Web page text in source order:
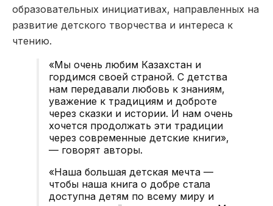
образовательных инициативах, направленных на
развитие детского творчества и интереса к
чтению.
«Мы очень любим Казахстан и
гордимся своей страной. С детства
нам передавали любовь к знаниям,
уважение к традициям и доброте
через сказки и истории. И нам очень
хочется продолжать эти традиции
через современные детские книги»,
— говорят авторы.
«Наша большая детская мечта —
чтобы наша книга о добре стала
доступна детям по всему миру и